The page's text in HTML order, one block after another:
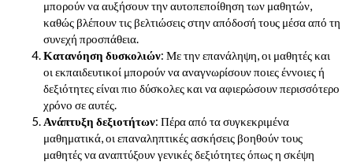
μπορούν να αυξήσουν την αυτοπεποίθηση των μαθητών,
καθώς βλέπουν τις βελτιώσεις στην απόδοσή τους μέσα από τη
συνεχή προσπάθεια.
Κατανόηση δυσκολιών: Με την επανάληψη, οι μαθητές και
οι εκπαιδευτικοί μπορούν να αναγνωρίσουν ποιες έννοιες ή
δεξιότητες είναι πιο δύσκολες και να αφιερώσουν περισσότερο
χρόνο σε αυτές.
Ανάπτυξη δεξιοτήτων: Πέρα από τα συγκεκριμένα
μαθηματικά, οι επαναληπτικές ασκήσεις βοηθούν τους
μαθητές να αναπτύξουν γενικές δεξιότητες όπως η σκέψη